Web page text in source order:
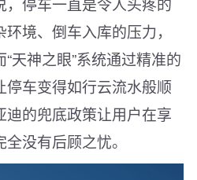
境、倒车入库的压力，
天神之眼”系统通过精准的
停车变得如行云流水般顺
的兜底政策让用户在享
没有后顾之忧。